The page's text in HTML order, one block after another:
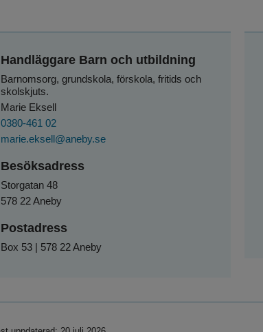
Handläggare Barn och utbildning
Barnomsorg, grundskola, förskola, fritids och
skolskjuts.
Marie Eksell
0380-461 02
marie.eksell@aneby.se
Besöksadress
Storgatan 48
578 22 Aneby
Postadress
Box 53 | 578 22 Aneby